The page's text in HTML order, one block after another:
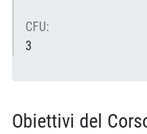
CFU:
3
Obiettivi del